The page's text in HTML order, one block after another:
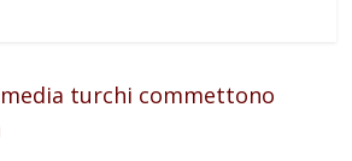
media turchi commettono